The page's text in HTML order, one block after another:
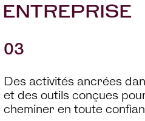
03
Des activités ancrées
et des outils conçues
cheminer en toute